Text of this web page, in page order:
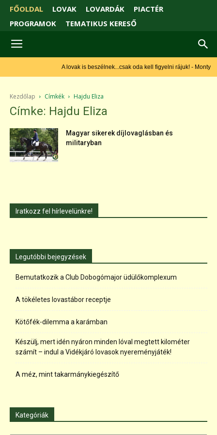
FŐOLDAL LOVAK LOVARDÁK
PIACTÉR
PROGRAMOK
TEMATIKUS KERESŐ
A lovak is beszélnek...csak oda kell figyelni rájuk! - Monty
Kezdőlap Címkék Hajdu Eliza
Címke: Hajdu Eliza
Magyar sikerek díjlovaglásban és
militaryban
Iratkozz fel hírlevelünkre!
Legutóbbi bejegyzések
Bemutatkozik a Club Dobogómajor üdülőkomplexum
A tökéletes lovastábor receptje
Kötőfék-dilemma a karámban
Készülj, mert idén nyáron minden lóval megtett kilométer
számít – indul a Vidékjáró lovasok nyereményjáték!
A méz, mint takarmánykiegészítő
Kategóriák